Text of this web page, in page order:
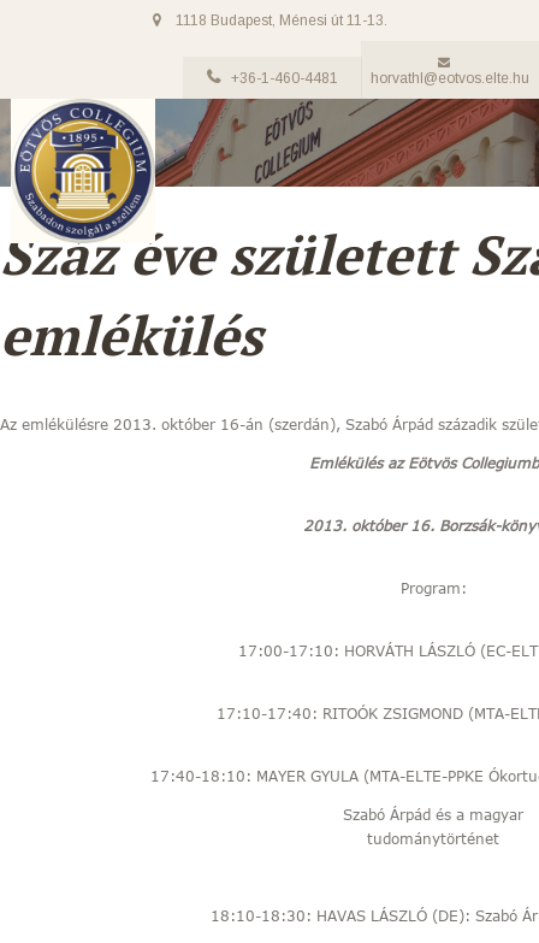
1118 Budapest, Ménesi út 11-13.
+36-1-460-4481 horvathl@eotvos.elte.hu
Száz éve született
emlékülés
Az emlékülésre 2013. október 16-án (szerdán), Szabó Árpád századik
Emlékülés az Eötvös
2013. október 16. Borzsák-
Program:
17:00-17:10: HORVÁTH LÁSZLÓ (EC-
17:10-17:40: RITOÓK ZSIGMOND (MTA-
17:40-18:10: MAYER GYULA (MTA-ELTE-PPKE
Szabó Árpád és a magyar
tudománytörténet
18:10-18:30: HAVAS LÁSZLÓ (DE): Szabó